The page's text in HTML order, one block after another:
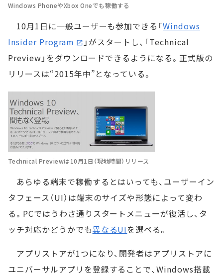
Windows PhoneやXbox Oneでも稼働する
10月1日に一般ユーザーも参加できる「Windows
Insider Program
」がスタートし、「Technical
Preview」をダウンロードできるようになる。正式版の
リリースは“2015年中”となっている。
Technical Previewは10月1日（現地時間）リリース
あらゆる端末で稼働するとはいっても、ユーザーイン
タフェース（UI）は端末のサイズや形態によって変わ
る。PCではうわさ通りスタートメニューが復活し、タ
ッチ対応かどうかでも異なるUIを選べる。
アプリストアが1つになり、開発者はアプリストアに
ユニバーサルアプリを登録することで、Windows搭載